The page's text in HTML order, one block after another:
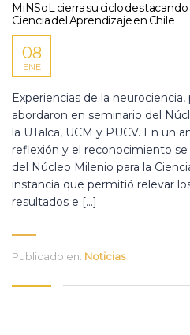
MiNSoL cierra su ciclo destacando
Ciencia del Aprendizaje en Chile
08
ENE
Experiencias de la
abordaron en seminario del
la UTalca, UCM y PUCV. En un
reflexión y el reconocimiento se
del Núcleo Milenio para la
instancia que permitió relevar
resultados e […]
Publicado en: Noticias